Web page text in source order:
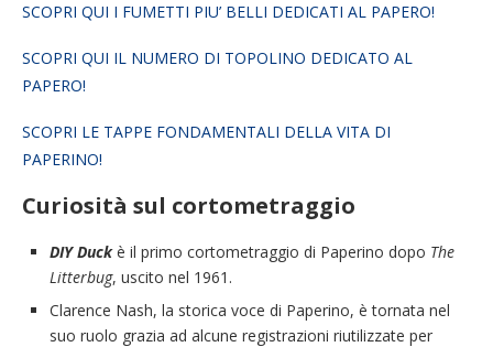
SCOPRI QUI I FUMETTI PIU’ BELLI DEDICATI AL PAPERO!
SCOPRI QUI IL NUMERO DI TOPOLINO DEDICATO AL
PAPERO!
SCOPRI LE TAPPE FONDAMENTALI DELLA VITA DI
PAPERINO!
Curiosità sul cortometraggio
DIY Duckè il primo cortometraggio di Paperino dopo The
Litterbug, uscito nel 1961.
Clarence Nash, la storica voce di Paperino, è tornata nel
suo ruolo grazia ad alcune registrazioni riutilizzate per